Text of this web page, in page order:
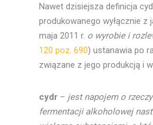
Nawet dzisiejsza definicja
produkowanego wyłącznie z
maja 2011 r. o wyrobie i
120 poz. 690) ustanawia po
związane z jego produkcją i
cydr – jest napojem o
fermentacji alkoholowej